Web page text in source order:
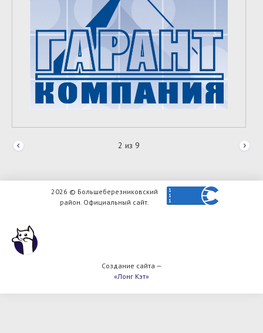
2 из 9
2026 © Большеберезниковский
район. Официальный сайт.
Создание сайта —
«Лонг Кэт»